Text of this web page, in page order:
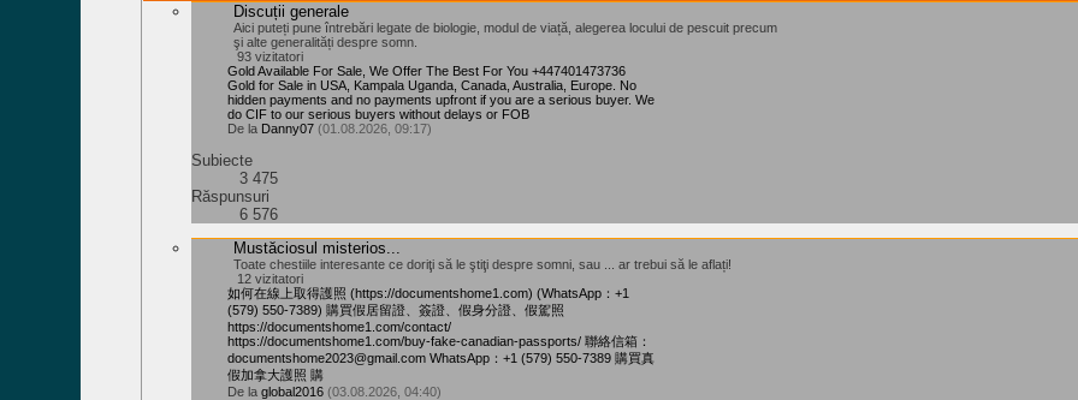
Discuții generale
Aici puteți pune întrebări legate de biologie, modul de viață, alegerea locului de pescuit precum
şi alte generalități despre somn.
93 vizitatori
Gold Available For Sale, We Offer The Best For You +447401473736
Gold for Sale in USA, Kampala Uganda, Canada, Australia, Europe. No
hidden payments and no payments upfront if you are a serious buyer. We
do CIF to our serious buyers without delays or FOB
De la Danny07 (01.08.2026, 09:17)
Subiecte
3 475
Răspunsuri
6 576
Mustăciosul misterios...
Toate chestiile interesante ce doriţi să le ştiţi despre somni, sau ... ar trebui să le aflați!
12 vizitatori
如何在線上取得護照 (https://documentshome1.com) (WhatsApp：+1
(579) 550-7389) 購買假居留證、簽證、假身分證、假駕照
https://documentshome1.com/contact/
https://documentshome1.com/buy-fake-canadian-passports/ 聯絡信箱：
documentshome2023@gmail.com WhatsApp：+1 (579) 550-7389 購買真
假加拿大護照 購
De laglobal2016 (03.08.2026, 04:40)